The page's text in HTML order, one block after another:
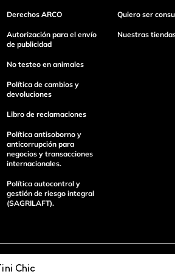
Chic
Derechos ARCO
Autorización para el envío
de publicidad
No testeo en animales
Política de cambios y
devoluciones
Libro de reclamaciones
Política antisoborno y
anticorrupción para
negocios y transacciones
internacionales.
Política autocontrol y
gestión de riesgo integral
(SAGRILAFT).
Quiero ser
Nuestras